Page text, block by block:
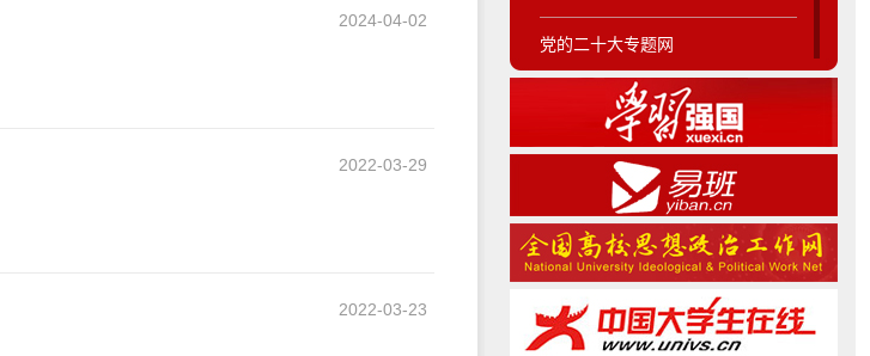
2024-04-02
2022-03-29
2022-03-23
党的二十大专题网
纠正四风专题网
马克思主义学院